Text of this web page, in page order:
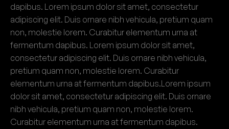
dapibus. Lorem ipsum dolor sit amet, consectetur
adipiscing elit. Duis ornare nibh vehicula, pretium quam
non, molestie lorem. Curabitur elementum urna at
fermentum dapibus. Lorem ipsum dolor sit amet,
consectetur adipiscing elit. Duis ornare nibh vehicula,
pretium quam non, molestie lorem. Curabitur
elementum urna at fermentum dapibus.Lorem ipsum
dolor sit amet, consectetur adipiscing elit. Duis ornare
nibh vehicula, pretium quam non, molestie lorem.
Curabitur elementum urna at fermentum dapibus.